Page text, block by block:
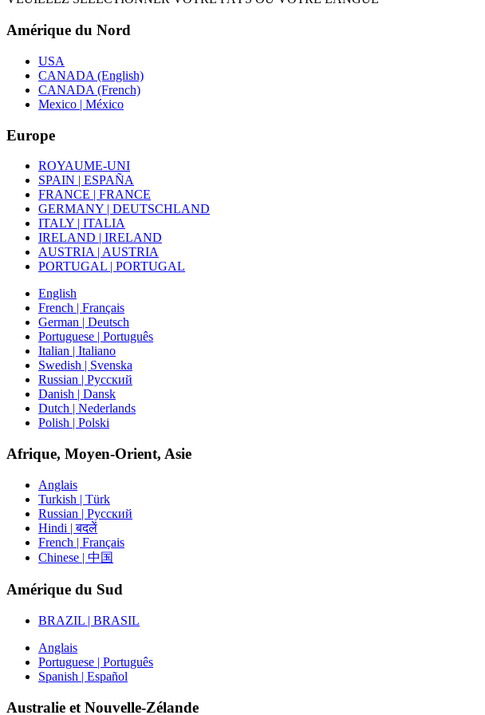
Amérique du Nord
USA
CANADA (English)
CANADA (French)
Mexico | México
Europe
ROYAUME-UNI
SPAIN | ESPAÑA
FRANCE | FRANCE
GERMANY | DEUTSCHLAND
ITALY | ITALIA
IRELAND | IRELAND
AUSTRIA | AUSTRIA
PORTUGAL | PORTUGAL
English
French | Français
German | Deutsch
Portuguese | Português
Italian | Italiano
Swedish | Svenska
Russian | Русский
Danish | Dansk
Dutch | Nederlands
Polish | Polski
Afrique, Moyen-Orient, Asie
Anglais
Turkish | Türk
Russian | Русский
Hindi | बदलें
French | Français
Chinese | 中国
Amérique du Sud
BRAZIL | BRASIL
Anglais
Portuguese | Português
Spanish | Español
Australie et Nouvelle-Zélande